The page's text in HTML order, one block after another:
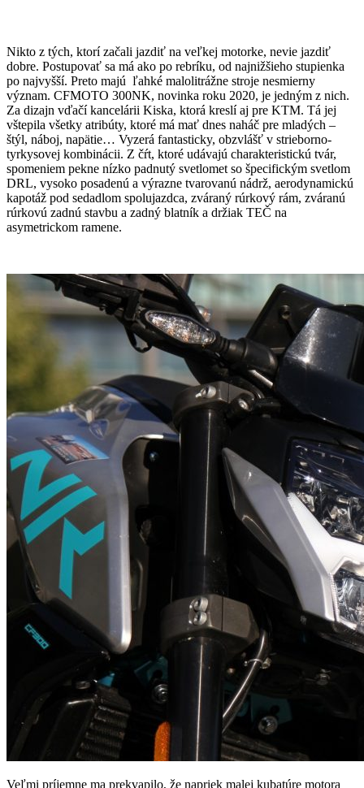
Nikto z tých, ktorí začali jazdiť na veľkej motorke, nevie jazdiť
dobre. Postupovať sa má ako po rebríku, od najnižšieho stupienka
po najvyšší. Preto majú ľahké malolitrážne stroje nesmierny
význam. CFMOTO 300NK, novinka roku 2020, je jedným z nich.
Za dizajn vďačí kancelárii Kiska, ktorá kreslí aj pre KTM. Tá jej
vštepila všetky atribúty, ktoré má mať dnes naháč pre mladých –
štýl, náboj, napätie… Vyzerá fantasticky, obzvlášť v strieborno-
tyrkysovej kombinácii. Z čŕt, ktoré udávajú charakteristickú tvár,
spomeniem pekne nízko padnutý svetlomet so špecifickým svetlom
DRL, vysoko posadenú a výrazne tvarovanú nádrž, aerodynamickú
kapotáž pod sedadlom spolujazdca, zváraný rúrkový rám, zváranú
rúrkovú zadnú stavbu a zadný blatník a držiak TEČ na
asymetrickom ramene.
Veľmi príjemne ma prekvapilo, že napriek malej kubatúre motora